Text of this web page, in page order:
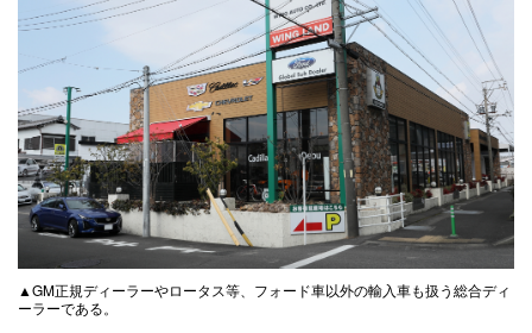
▲GM正規ディーラーやロータス等、フォード車以外の輸入車も扱う総合ディ
ーラーである。